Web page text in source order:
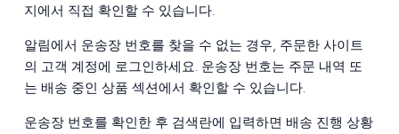
지에서 직접 확인할 수 있습니다.
알림에서 운송장 번호를 찾을 수 없는 경우, 주문한 사이트
의 고객 계정에 로그인하세요. 운송장 번호는 주문 내역 또
는 배송 중인 상품 섹션에서 확인할 수 있습니다.
운송장 번호를 확인한 후 검색란에 입력하면 배송 진행 상황